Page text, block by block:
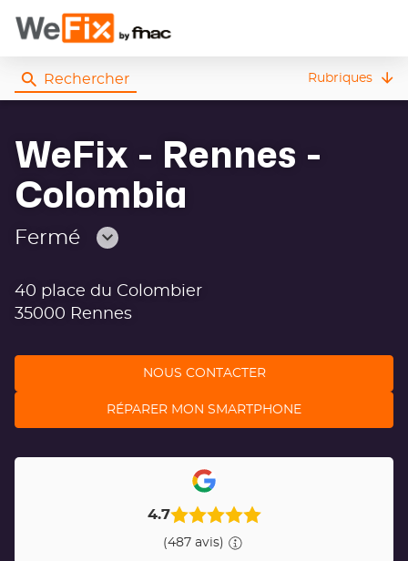
Rechercher Rubriques
WeFix - Rennes -
Colombia
Fermé
Consulter
horaires
40 place du Colombier
35000 Rennes
NOUS CONTACTER
RÉPARER MON SMARTPHONE
4.7
(487 avis)